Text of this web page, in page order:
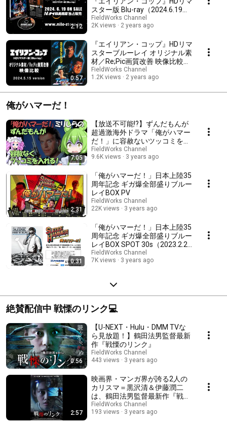
2:12
スター版 Blu-ray（2024.6.19発
売）【地上波放送で驚異の視聴
率21%超】
FieldWorks Channel
2K views
2 years ago
0:57
『エイリアン・コップ』HDリマ
スターブルーレイ オリジナル素
材／Re;Pic画質改善 映像比較
(5/15 ver.)
FieldWorks Channel
1.2K views
2 years ago
俺がハマーだ！
7:05
【放送不可能!?】ずんだもんが
超過激海外ドラマ「俺がハマー
だ！」に容赦ないツッコミを入
れる！
FieldWorks Channel
9.6K views
3 years ago
2:31
「俺がハマーだ！」日本上陸35
周年記念 ギガ爆全部盛りブルー
レイBOX PV
FieldWorks Channel
22K views
3 years ago
0:31
「俺がハマーだ！」日本上陸35
周年記念 ギガ爆全部盛りブルー
レイBOX SPOT 30s（2023.2.28
発売）
FieldWorks Channel
7K views
3 years ago
絶賛配信中 戦慄のリンク💻
0:56
【U-NEXT・Hulu・DMM TVな
ら見放題！】鶴田法男監督最新
作『戦慄のリンク』
FieldWorks Channel
443 views
3 years ago
2:57
映画界・マンガ界が誇る2人の
カリスマ＝黒沢清＆伊藤潤二
は、鶴田法男監督最新作『戦慄
のリンク』をどう観た!? トー
クショー3分間ダイジェスト
FieldWorks Channel
193 views
3 years ago